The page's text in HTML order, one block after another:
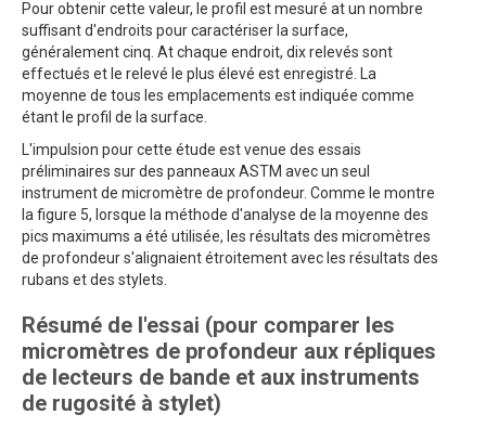
Pour obtenir cette valeur, le profil est mesuré at un nombre
suffisant d'endroits pour caractériser la surface,
généralement cinq. At chaque endroit, dix relevés sont
effectués et le relevé le plus élevé est enregistré. La
moyenne de tous les emplacements est indiquée comme
étant le profil de la surface.
L'impulsion pour cette étude est venue des essais
préliminaires sur des panneaux ASTM avec un seul
instrument de micromètre de profondeur. Comme le montre
la figure 5, lorsque la méthode d'analyse de la moyenne des
pics maximums a été utilisée, les résultats des micromètres
de profondeur s'alignaient étroitement avec les résultats des
rubans et des stylets.
Résumé de l'essai (pour comparer les
micromètres de profondeur aux répliques
de lecteurs de bande et aux instruments
de rugosité à stylet)